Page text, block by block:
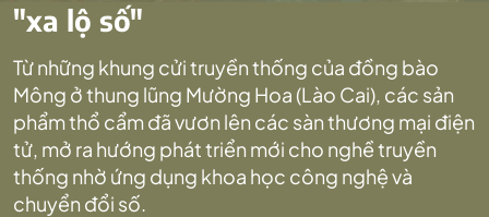
"xa lộ số"
Từ những khung cửi truyền thống của đồng bào
Mông ở thung lũng Mường Hoa (Lào Cai), các sản
phẩm thổ cẩm đã vươn lên các sàn thương mại điện
tử, mở ra hướng phát triển mới cho nghề truyền
thống nhờ ứng dụng khoa học công nghệ và
chuyển đổi số.